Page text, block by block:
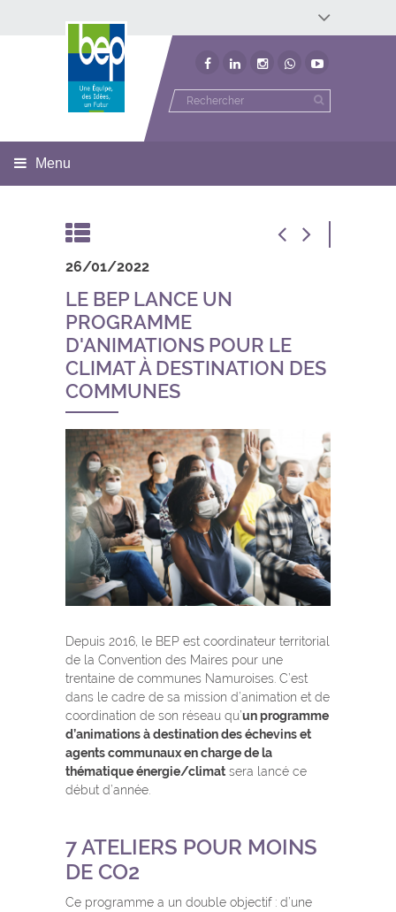
Développement économique
Développement territorial
Menu
26/01/2022
LE BEP LANCE UN
PROGRAMME
D'ANIMATIONS POUR LE
CLIMAT À DESTINATION DES
COMMUNES
Depuis 2016, le BEP est coordinateur territorial
de la Convention des Maires pour une
trentaine de communes Namuroises. C’est
dans le cadre de sa mission d’animation et de
coordination de son réseau qu’un programme
d’animations à destination des échevins et
agents communaux en charge de la
thématique énergie/climat sera lancé ce
début d’année.
7 ATELIERS POUR MOINS
DE CO2
Ce programme a un double objectif : d’une